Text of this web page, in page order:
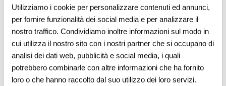
Utilizziamo i cookie per personalizzare contenuti ed annunci,
per fornire funzionalità dei social media e per analizzare il
nostro traffico. Condividiamo inoltre informazioni sul modo in
cui utilizza il nostro sito con i nostri partner che si occupano di
analisi dei dati web, pubblicità e social media, i quali
potrebbero combinarle con altre informazioni che ha fornito
loro o che hanno raccolto dal suo utilizzo dei loro servizi.
Perché sostenere le imprese sociali?
Un motore di sviluppo e
inclusione
Le imprese sociali contribuiscono a: